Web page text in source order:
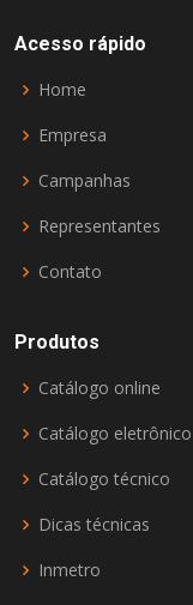
Acesso rápido
Home
Empresa
Campanhas
Representantes
Contato
Produtos
Catálogo online
Catálogo eletrônico
Catálogo técnico
Dicas técnicas
Inmetro